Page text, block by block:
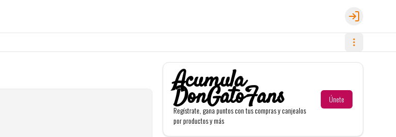
Login
Acumula
DonGatoFans
Regístrate, gana puntos con tus compras y canjealos
por productos y más
Únete